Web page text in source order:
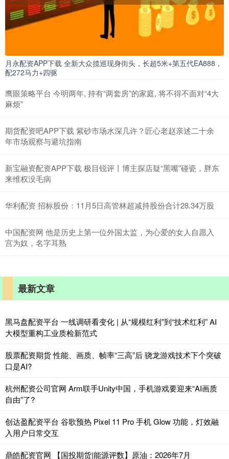
月永配资APP下载 全新大众揽巡现身街头，长超5米+第五代EA888，
配272马力+四驱
鹰眼策略平台 今明两年, 持有“两套房”的家庭, 将不得不面对“4大
麻烦”
期货配资吧APP下载 紫砂市场水深几许？匠心老赵亲述二十余
年市场观察与避坑指南
新宝融资配资APP下载 极目锐评丨博主探店疑“黑嘴”碰瓷，胖东
来维权没毛病
华利配资 招标股份：11月5日高管林超减持股份合计28.34万股
中国配资网 他是历史上第一位外国太监，为心爱的女人自愿入
宫为奴，名字耳熟
最新文章
黑马盘配资平台 一线调研看变化 | 从“规模红利”到“技术红利” AI
大模型重构工业质检新范式
股票配资期货 性能、画质、帧率“三高”后 骁龙游戏技术下个突破
口是AI?
杭州配资公司官网 Arm联手Unity中国，手机游戏要迎来“AI画质
自由”了?
创达盈配资平台 谷歌预热 Pixel 11 Pro 手机 Glow 功能，灯效融
入用户日常交互
鼎皓配资官网 【国投期货|能源评数】原油：2026年7月